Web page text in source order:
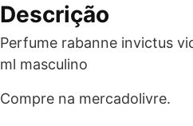
Descrição
Perfume rabanne invictus
ml masculino
Compre na mercadolivre.